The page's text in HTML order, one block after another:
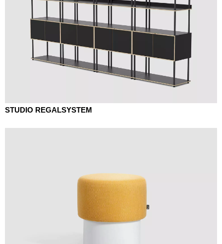
STUDIO REGALSYSTEM